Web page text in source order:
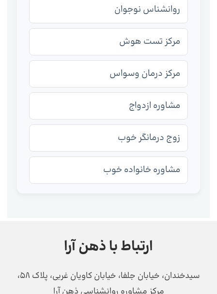
روانشناس نوجوان
مرکز تست هوش
مرکز درمان وسواس
مشاوره ازدواج
زوج درمانگر خوب
مشاوره خانواده خوب
ارتباط با ذهن آرا
سیدخندان، خیابان جلفا، خیابان کاویان غربی، پلاک 58،